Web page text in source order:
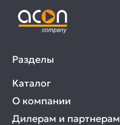
Разделы
Каталог
О компании
Дилерам и партнерам